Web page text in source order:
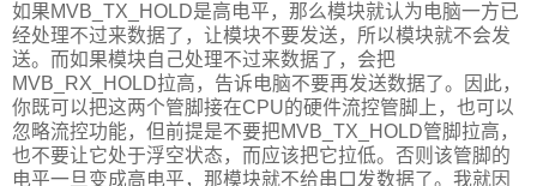
如果MVB_TX_HOLD是高电平，那么模块就认为电脑一方已
经处理不过来数据了，让模块不要发送，所以模块就不会发
送。而如果模块自己处理不过来数据了，会把
MVB_RX_HOLD拉高，告诉电脑不要再发送数据了。因此，
你既可以把这两个管脚接在CPU的硬件流控管脚上，也可以
忽略流控功能，但前提是不要把MVB_TX_HOLD管脚拉高，
也不要让它处于浮空状态，而应该把它拉低。否则该管脚的
电平一旦变成高电平，那模块就不给串口发数据了。我就因